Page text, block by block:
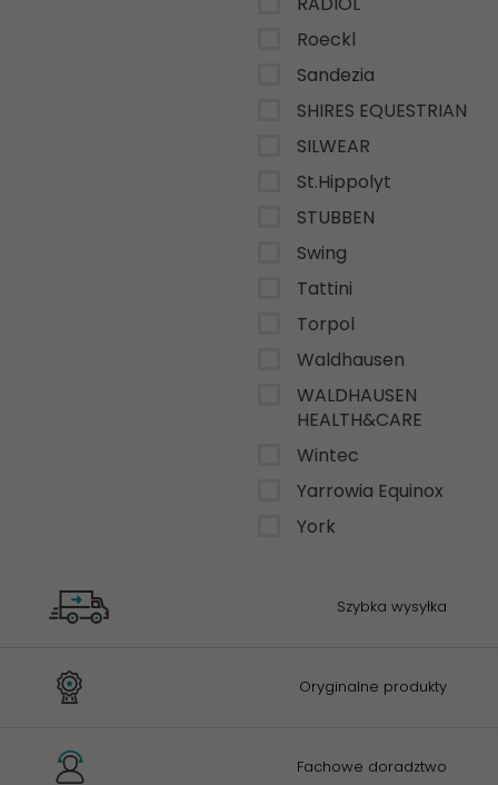
Roeckl
Sandezia
SHIRES EQUESTRIAN
SILWEAR
St.Hippolyt
STUBBEN
Swing
Tattini
Torpol
Waldhausen
WALDHAUSEN
HEALTH&CARE
Wintec
Yarrowia Equinox
York
Szybka wysyłka
Oryginalne produkty
Fachowe doradztwo